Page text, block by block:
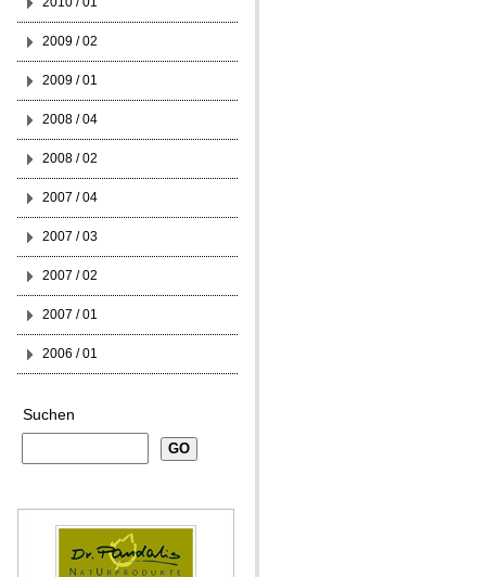
2009 / 02
2009 / 01
2008 / 04
2008 / 02
2007 / 04
2007 / 03
2007 / 02
2007 / 01
2006 / 01
Suchen